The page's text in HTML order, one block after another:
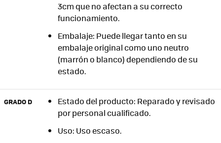
3cm que no afectan a su correcto
funcionamiento.
Embalaje: Puede llegar tanto en su
embalaje original como uno neutro
(marrón o blanco) dependiendo de su
estado.
GRADO D
Estado del producto: Reparado y revisado
por personal cualificado.
Uso: Uso escaso.